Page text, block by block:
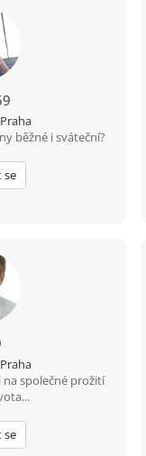
Praha
běžné i sváteční?
se
Praha
na společné prožití
se